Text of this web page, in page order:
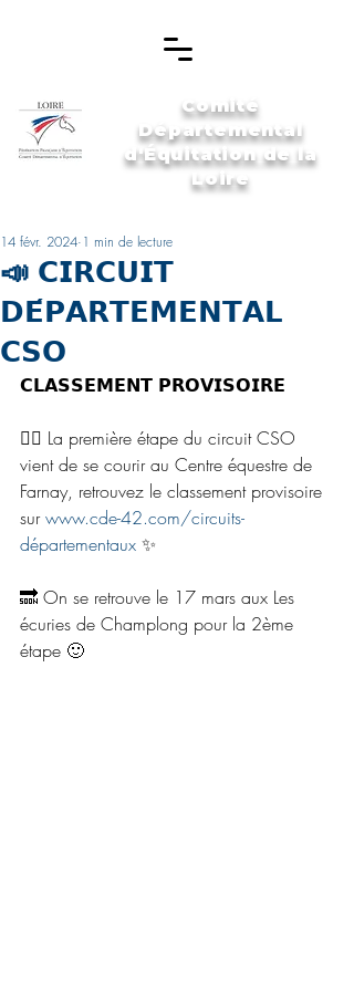
Comité
Départemental
d'Équitation de la
Loire
📣 𝗖𝗜𝗥𝗖𝗨𝗜𝗧
𝗗𝗘́𝗣𝗔𝗥𝗧𝗘𝗠𝗘𝗡𝗧𝗔𝗟
𝗖𝗦𝗢
14 févr. 2024 1 min de lecture
𝗖𝗟𝗔𝗦𝗦𝗘𝗠𝗘𝗡𝗧 𝗣𝗥𝗢𝗩𝗜𝗦𝗢𝗜𝗥𝗘
👉🏼 La première étape du circuit CSO
vient de se courir au Centre équestre de
Farnay, retrouvez le classement provisoire
sur www.cde-42.com/circuits-
départementaux ✨
🔜 On se retrouve le 17 mars aux Les
écuries de Champlong pour la 2ème
étape 🙂